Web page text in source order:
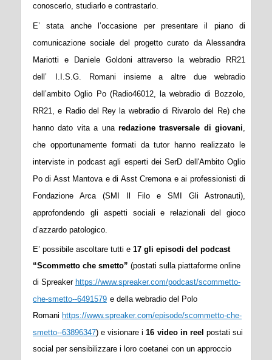
conoscerlo, studiarlo e contrastarlo.
E’ stata anche l’occasione per presentare il piano di
comunicazione sociale del progetto curato da Alessandra
Mariotti e Daniele Goldoni attraverso la webradio RR21
dell’
I.I.S.G. Romani insieme a altre due webradio
dell’ambito Oglio Po (Radio46012, la webradio di Bozzolo,
RR21, e Radio del Rey la webradio di Rivarolo del Re) che
hanno dato vita a una redazione trasversale di giovani,
che opportunamente formati da tutor hanno realizzato le
interviste in podcast agli esperti dei SerD dell'Ambito Oglio
Po di Asst Mantova e di Asst Cremona e ai professionisti di
Fondazione Arca (SMI Il Filo e SMI Gli Astronauti),
approfondendo
gli aspetti sociali e relazionali del gioco
d’azzardo patologico.
E’ possibile ascoltare tutti e 17 gli episodi del podcast
“Scommetto che smetto” (postati sulla piattaforme online
di Spreaker https://www.spreaker.com/podcast/scommetto-
che-smetto--6491579 e della webradio del Polo
Romani https://www.spreaker.com/episode/scommetto-che-
smetto--63896347) e visionare i 16 video in reel postati sui
social per sensibilizzare i loro coetanei con un approccio